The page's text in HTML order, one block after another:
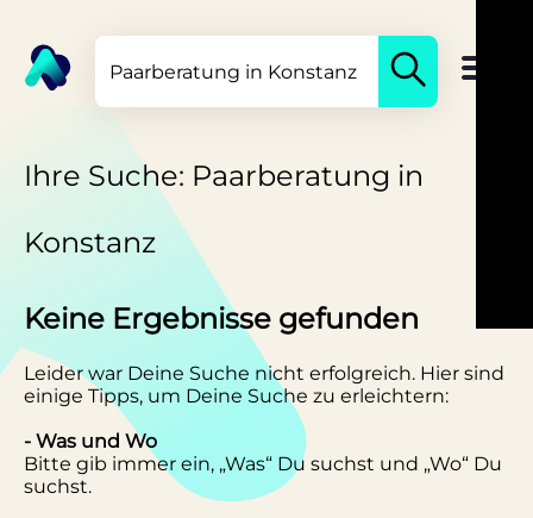
Ihre Suche: Paarberatung in
Konstanz
Keine Ergebnisse gefunden
Leider war Deine Suche nicht erfolgreich. Hier sind
einige Tipps, um Deine Suche zu erleichtern:
- Was und Wo
Bitte gib immer ein, „Was“ Du suchst und „Wo“ Du
suchst.